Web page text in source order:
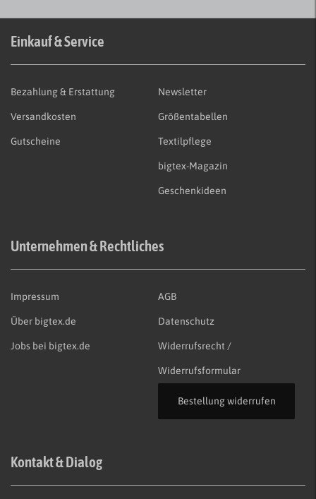
Einkauf & Service
Bezahlung & Erstattung
Versandkosten
Gutscheine
Newsletter
Größentabellen
Textilpflege
bigtex-Magazin
Geschenkideen
Unternehmen & Rechtliches
Impressum
Über bigtex.de
Jobs bei bigtex.de
AGB
Datenschutz
Widerrufsrecht /
Widerrufsformular
Bestellung widerrufen
Kontakt & Dialog